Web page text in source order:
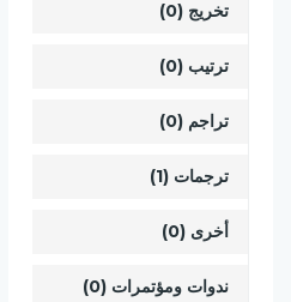
تخريج (0)
ترتيب (0)
تراجم (0)
ترجمات (1)
أخرى (0)
ندوات ومؤتمرات (0)